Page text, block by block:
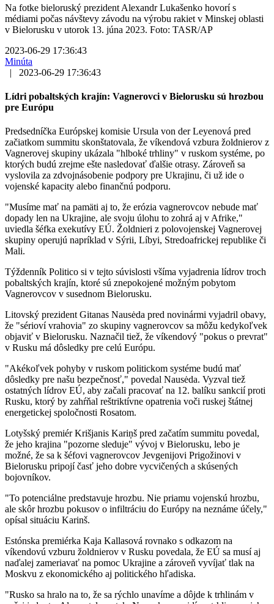
Na fotke bieloruský prezident Alexandr Lukašenko hovorí s
médiami počas návštevy závodu na výrobu rakiet v Minskej oblasti
v Bielorusku v utorok 13. júna 2023. Foto: TASR/AP
2023-06-29 17:36:43
Minúta
|
2023-06-29 17:36:43
Lídri pobaltských krajín: Vagnerovci v Bielorusku sú hrozbou
pre Európu
Predsedníčka Európskej komisie Ursula von der Leyenová pred
začiatkom summitu skonštatovala, že víkendová vzbura žoldnierov z
Vagnerovej skupiny ukázala "hlboké trhliny" v ruskom systéme, po
ktorých budú zrejme ešte nasledovať ďalšie otrasy. Zároveň sa
vyslovila za zdvojnásobenie podpory pre Ukrajinu, či už ide o
vojenské kapacity alebo finančnú podporu.
"Musíme mať na pamäti aj to, že erózia vagnerovcov nebude mať
dopady len na Ukrajine, ale svoju úlohu to zohrá aj v Afrike,"
uviedla šéfka exekutívy EÚ. Žoldnieri z polovojenskej Vagnerovej
skupiny operujú napríklad v Sýrii, Líbyi, Stredoafrickej republike či
Mali.
Týždenník Politico si v tejto súvislosti všíma vyjadrenia lídrov troch
pobaltských krajín, ktoré sú znepokojené možným pobytom
Vagnerovcov v susednom Bielorusku.
Litovský prezident Gitanas Nausėda pred novinármi vyjadril obavy,
že "sérioví vrahovia" zo skupiny vagnerovcov sa môžu kedykoľvek
objaviť v Bielorusku. Naznačil tiež, že víkendový "pokus o prevrat"
v Rusku má dôsledky pre celú Európu.
"Akékoľvek pohyby v ruskom politickom systéme budú mať
dôsledky pre našu bezpečnosť," povedal Nausėda. Vyzval tiež
ostatných lídrov EÚ, aby začali pracovať na 12. balíku sankcií proti
Rusku, ktorý by zahŕňal reštriktívne opatrenia voči ruskej štátnej
energetickej spoločnosti Rosatom.
Lotyšský premiér Krišjanis Kariņš pred začatím summitu povedal,
že jeho krajina "pozorne sleduje" vývoj v Bielorusku, lebo je
možné, že sa k šéfovi vagnerovcov Jevgenijovi Prigožinovi v
Bielorusku pripojí časť jeho dobre vycvičených a skúsených
bojovníkov.
"To potenciálne predstavuje hrozbu. Nie priamu vojenskú hrozbu,
ale skôr hrozbu pokusov o infiltráciu do Európy na neznáme účely,"
opísal situáciu Karinš.
Estónska premiérka Kaja Kallasová rovnako s odkazom na
víkendovú vzburu žoldnierov v Rusku povedala, že EÚ sa musí aj
naďalej zameriavať na pomoc Ukrajine a zároveň vyvíjať tlak na
Moskvu z ekonomického aj politického hľadiska.
"Rusko sa hralo na to, že sa rýchlo unavíme a dôjde k trhlinám v